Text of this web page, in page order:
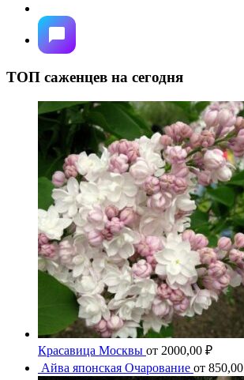
ТОП саженцев на сегодня
Красавица Москвы от 2000,00 ₽
Айва японская Очарование от 850,00